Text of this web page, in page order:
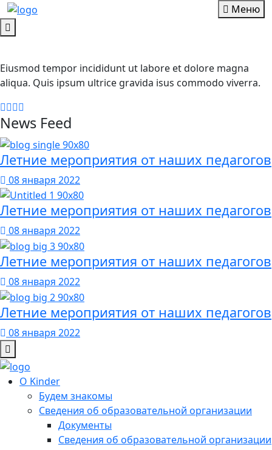
Меню
Eiusmod tempor incididunt ut labore et dolore magna
aliqua. Quis ipsum ultrice gravida isus commodo viverra.
News Feed
Летние мероприятия от наших педагогов
08 января 2022
Летние мероприятия от наших педагогов
08 января 2022
Летние мероприятия от наших педагогов
08 января 2022
Летние мероприятия от наших педагогов
08 января 2022
О Kinder
Будем знакомы
Сведения об образовательной организации
Документы
Сведения об образовательной организации